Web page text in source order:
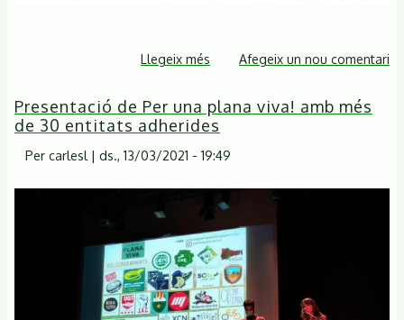
Llegeix més sobre
solidaritzem
amb
les
lluiten
per
salvar
el
riu
Afegeix un nou comentari
Presentació de Per una plana viva! amb més
de 30 entitats adherides
Per carlesl | ds., 13/03/2021 - 19:49